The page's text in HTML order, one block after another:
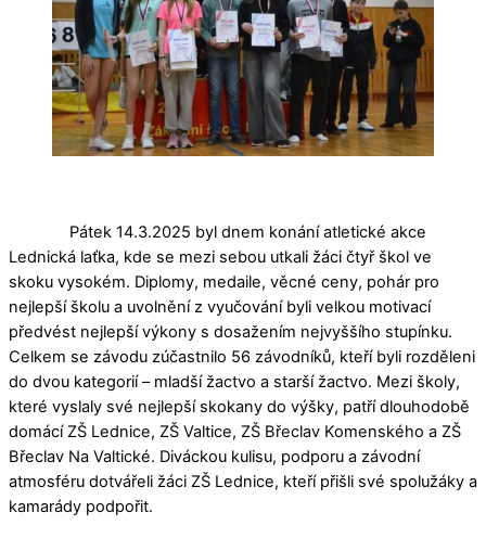
Pátek 14.3.2025 byl dnem konání atletické akce
Lednická laťka, kde se mezi sebou utkali žáci čtyř škol ve
skoku vysokém. Diplomy, medaile, věcné ceny, pohár pro
nejlepší školu a uvolnění z vyučování byli velkou motivací
předvést nejlepší výkony s dosažením nejvyššího stupínku.
Celkem se závodu zúčastnilo 56 závodníků, kteří byli rozděleni
do dvou kategorií – mladší žactvo a starší žactvo. Mezi školy,
které vyslaly své nejlepší skokany do výšky, patří dlouhodobě
domácí ZŠ Lednice, ZŠ Valtice, ZŠ Břeclav Komenského a ZŠ
Břeclav Na Valtické. Diváckou kulisu, podporu a závodní
atmosféru dotvářeli žáci ZŠ Lednice, kteří přišli své spolužáky a
kamarády podpořit.